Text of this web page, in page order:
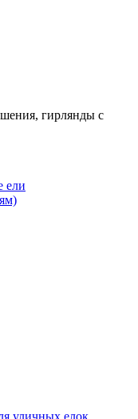
гирлянды с
ели
уличных елок